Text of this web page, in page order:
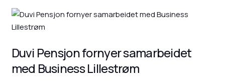
Duvi Pensjon fornyer samarbeidet
med Business Lillestrøm